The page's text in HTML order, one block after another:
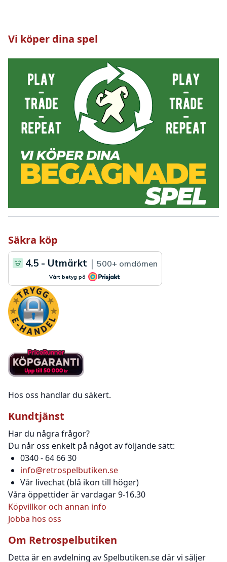
Vi köper dina spel
Säkra köp
Hos oss handlar du säkert.
Kundtjänst
Har du några frågor?
Du når oss enkelt på något av följande sätt:
0340 - 64 66 30
info@retrospelbutiken.se
Vår livechat (blå ikon till höger)
Våra öppettider är vardagar 9-16.30
Köpvillkor och annan info
Jobba hos oss
Om Retrospelbutiken
Detta är en avdelning av Spelbutiken.se där vi säljer